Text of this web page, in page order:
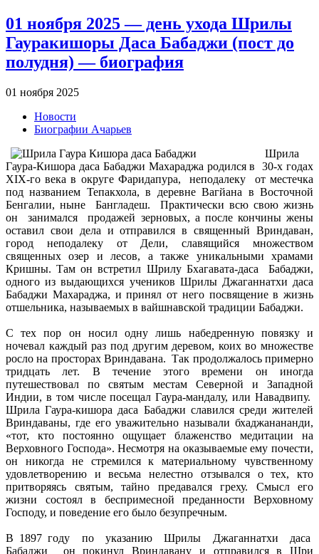
01 ноября 2025 — день ухода Шрилы
Гауракишоры Даса Бабаджи (пост до
полудня) — биография
01 ноября 2025
Новости
Биографии Ачарьев
Шрила
Гаура-Кишора даса Бабаджи Махараджа родился в 30-х годах
XIX-го века в округе Фаридапура, неподалеку от местечка
под названием Тепакхола, в деревне Вагйана в Восточной
Бенгалии, ныне Бангладеш. Практически всю свою жизнь
он занимался продажей зерновых, а после кончины жены
оставил свои дела и отправился в священный Вриндаван,
город неподалеку от Дели, славящийся множеством
священных озер и лесов, а также уникальными храмами
Кришны. Там он встретил Шрилу Бхагавата-даса Бабаджи,
одного из выдающихся учеников Шрилы Джаганнатхи даса
Бабаджи Махараджа, и принял от него посвящение в жизнь
отшельника, называемых в вайшнавской традиции Бабаджи.
С тех пор он носил одну лишь набедренную повязку и
ночевал каждый раз под другим деревом, коих во множестве
росло на просторах Вриндавана. Так продолжалось примерно
тридцать лет. В течение этого времени он иногда
путешествовал по святым местам Северной и Западной
Индии, в том числе посещал Гаура-мандалу, или Навадвипу.
Шрила Гаура-кишора даса Бабаджи славился среди жителей
Вриндаваны, где его уважительно называли бхаджанананди,
«тот, кто постоянно ощущает блаженство медитации на
Верховного Господа». Несмотря на оказываемые ему почести,
он никогда не стремился к материальному чувственному
удовлетворению и весьма нелестно отзывался о тех, кто
притворяясь святым, тайно предавался греху. Смысл его
жизни состоял в беспримесной преданности Верховному
Господу, и поведение его было безупречным.
В 1897 году по указанию Шрилы Джаганнатхи даса
Бабаджи он покинул Вриндавану и отправился в Шри